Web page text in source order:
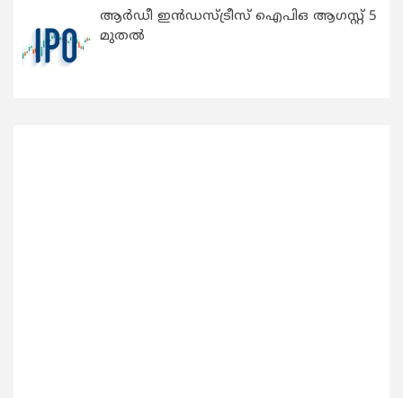
ആർഡീ ഇൻഡസ്ട്രീസ് ഐപിഒ ആഗസ്റ്റ് 5
മുതൽ